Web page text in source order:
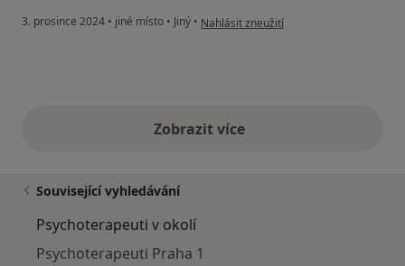
3. prosince 2024 • jiné místo • Jiný • podle názoru uživatele Luděk
Nahlásit zneužití
Zobrazit vícevýše uvedené názory
Související vyhledávání
Psychoterapeuti v okolí
Psychoterapeuti Praha 1